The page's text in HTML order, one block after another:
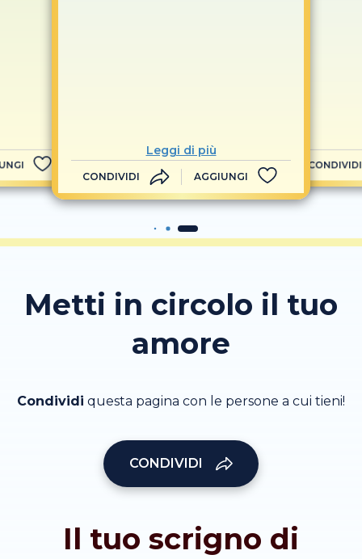
Leggi di più
CONDIVIDI AGGIUNGI
CONDIVIDI
Metti in circolo il tuo
amore
Condividi questa pagina con le persone a cui tieni!
CONDIVIDI
Il tuo scrigno di